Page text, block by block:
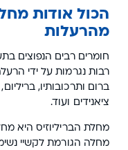
הכול אודות
מהרעלות
חומרים רבים הנפוצים
רבות נגרמות על ידי
ברום ותרכובותיו,
ציאנידים ועוד.
מחלת הבריליוזיס היא
מחלה הגורמת לקשיי